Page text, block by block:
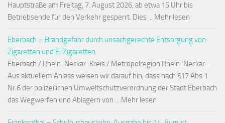
Hauptstraße am Freitag, 7. August 2026, ab etwa 15 Uhr bis
Betriebsende für den Verkehr gesperrt. Dies ... Mehr lesen
Eberbach – Brandgefahr durch unsachgerechte Entsorgung von
Zigaretten und E-Zigaretten
Eberbach / Rhein-Neckar-Kreis / Metropolregion Rhein-Neckar –
Aus aktuellem Anlass weisen wir darauf hin, dass nach §17 Abs.1
Nr.6 der polizeilichen Umweltschutzverordnung der Stadt Eberbach
das Wegwerfen und Ablagern von ... Mehr lesen